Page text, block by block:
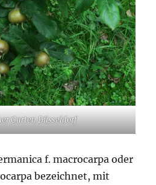
Garten Düsseldorf
f. macrocarpa oder
bezeichnet, mit